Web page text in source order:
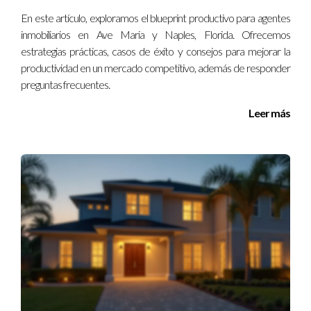
planificación colaborativa.
El trabajo en equipo potencia la planificación.
Conecta con otros emprendedores para mejorar
¿Por qué es importante la planificación?
La planificación ayuda a establecer metas claras y a utilizar
mejor el tiempo y los recursos disponibles.
¿Cómo puedo empezar a planificar?
Puedes comenzar escribiendo tus objetivos y desglosándolos
en pasos concretos que puedas seguir semanalmente o
En este artículo, exploramos el blueprint productivo para agentes
inmobiliarios en Ave Maria y Naples, Florida. Ofrecemos
estrategias prácticas, casos de éxito y consejos para mejorar la
productividad en un mercado competitivo, además de responder
preguntas frecuentes.
Leer más